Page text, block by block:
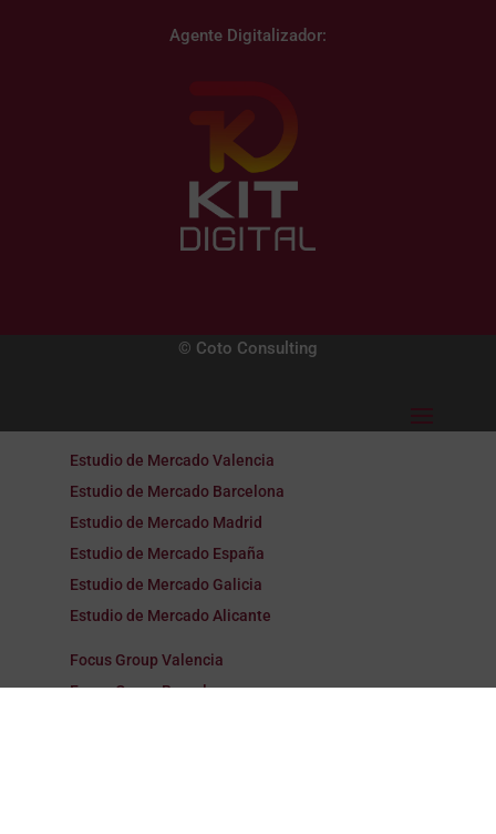
Agente Digitalizador:
© Coto Consulting
Estudio de Mercado Valencia
Estudio de Mercado Barcelona
Estudio de Mercado Madrid
Estudio de Mercado España
Estudio de Mercado Galicia
Estudio de Mercado Alicante
Focus Group Valencia
Focus Group Barcelona